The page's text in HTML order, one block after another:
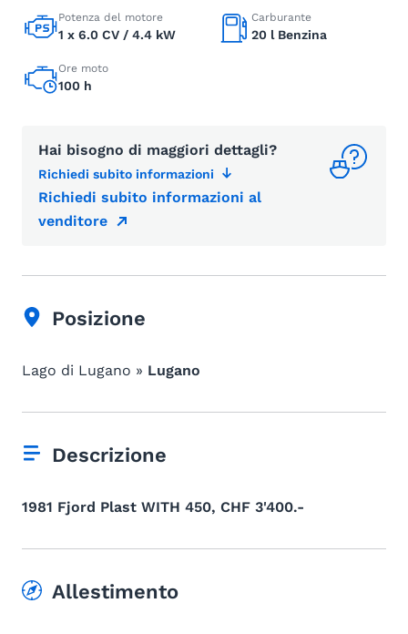
Potenza del motore
1 x 6.0 CV / 4.4 kW
Carburante
20 l Benzina
Ore moto
100 h
Hai bisogno di maggiori dettagli?
Richiedi subito informazioni
Richiedi subito informazioni al
venditore
Posizione
Lago di Lugano » Lugano
Descrizione
1981 Fjord Plast WITH 450, CHF 3'400.-
Allestimento